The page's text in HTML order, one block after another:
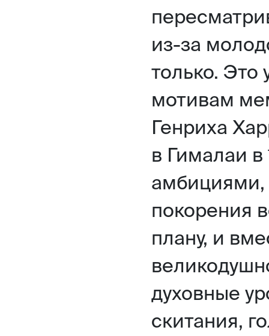
из-за
только. Это
мотивам
Генриха
в Гималаи
покорения
плану, и
духовные
скитания,